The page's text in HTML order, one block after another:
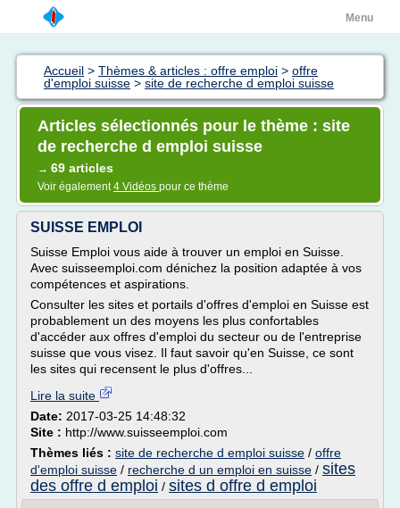
Menu
Accueil > Thèmes & articles : offre emploi > offre
d'emploi suisse > site de recherche d emploi suisse
Articles sélectionnés pour le thème : site
de recherche d emploi suisse
→ 69 articles
Voir également4 Vidéos pour ce thème
SUISSE EMPLOI
Suisse Emploi vous aide à trouver un emploi en Suisse.
Avec suisseemploi.com dénichez la position adaptée à vos
compétences et aspirations.
Consulter les sites et portails d'offres d'emploi en Suisse est
probablement un des moyens les plus confortables
d'accéder aux offres d'emploi du secteur ou de l'entreprise
suisse que vous visez. Il faut savoir qu'en Suisse, ce sont
les sites qui recensent le plus d'offres...
Lire la suite
Date: 2017-03-25 14:48:32
Site : http://www.suisseemploi.com
Thèmes liés : site de recherche d emploi suisse / offre
d'emploi suisse / recherche d un emploi en suisse / sites
des offre d emploi / sites d offre d emploi